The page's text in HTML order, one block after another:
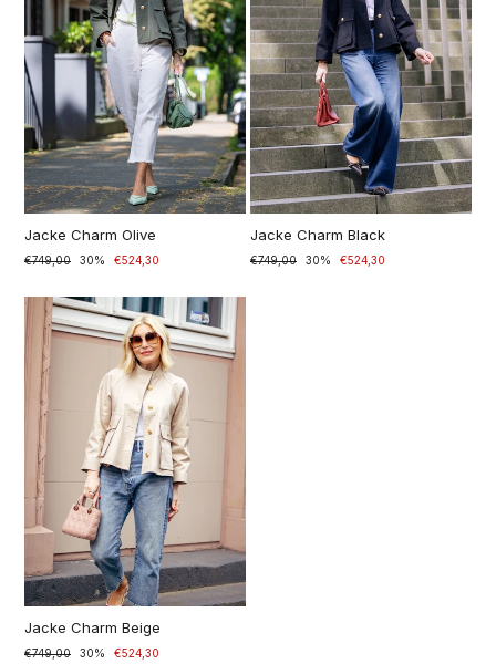
Jacke Charm Olive
Normaler
€749,00
Sonderpreis30% €524,30
Jacke Charm Black
Normaler
€749,00
Sonderpreis30% €524,30
Jacke Charm Beige
Normaler
€749,00
Sonderpreis30% €524,30